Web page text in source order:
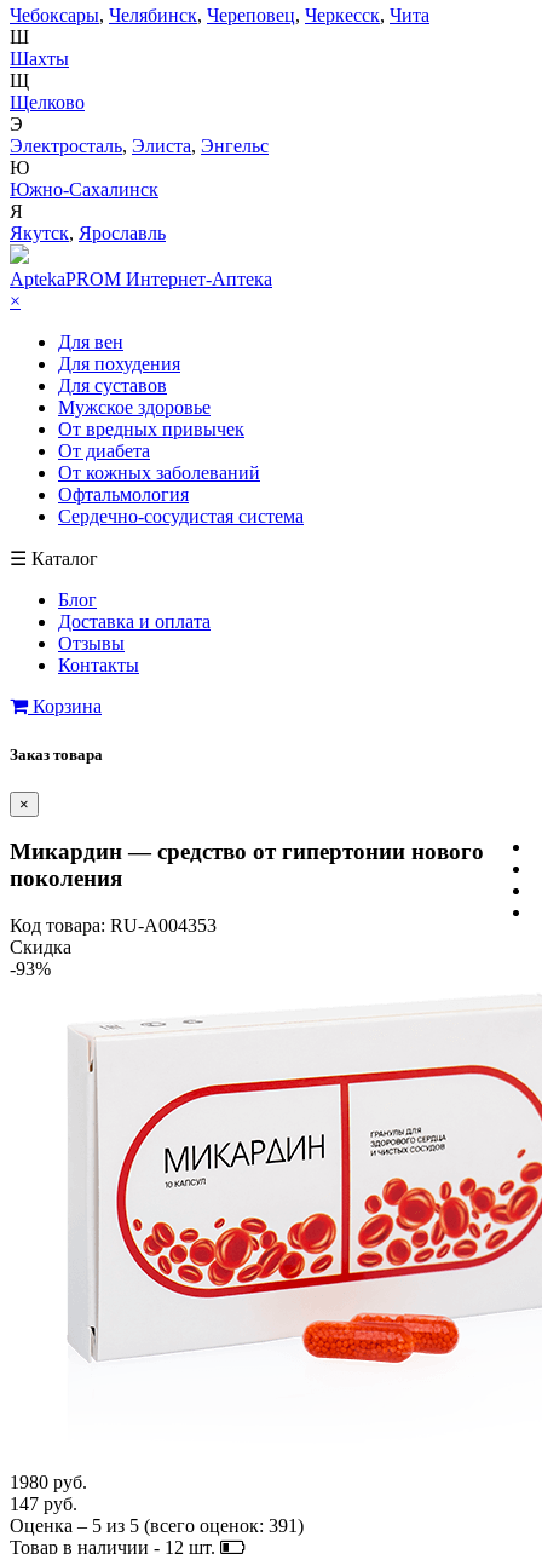
Чебоксары, Челябинск, Череповец, Черкесск, Чита
Ш
Шахты
Щ
Щелково
Э
Электросталь, Элиста, Энгельс
Ю
Южно-Сахалинск
Я
Якутск, Ярославль
AptekaPROM Интернет-Аптека
×
Для вен
Для похудения
Для суставов
Мужское здоровье
От вредных привычек
От диабета
От кожных заболеваний
Офтальмология
Сердечно-сосудистая система
☰ Каталог
Блог
Доставка и оплата
Отзывы
Контакты
Корзина
Заказ товара
×
Микардин — средство от гипертонии нового
поколения
Код товара: RU-A004353
Скидка
-93%
1980 руб.
147 руб.
Оценка – 5 из 5 (всего оценок: 391)
Товар в наличии - 12 шт.